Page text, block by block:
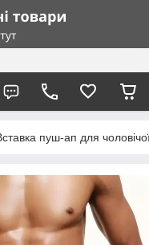
пуш-ап для